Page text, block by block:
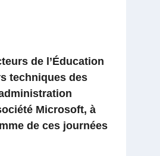
de l’Éducation
techniques des
Microsoft, à
de ces journées